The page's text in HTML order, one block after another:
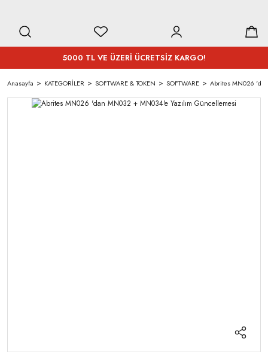
5000 TL VE ÜZERİ ÜCRETSİZ KARGO!
Anasayfa KATEGORİLER SOFTWARE & TOKEN SOFTWARE Abrites MN026